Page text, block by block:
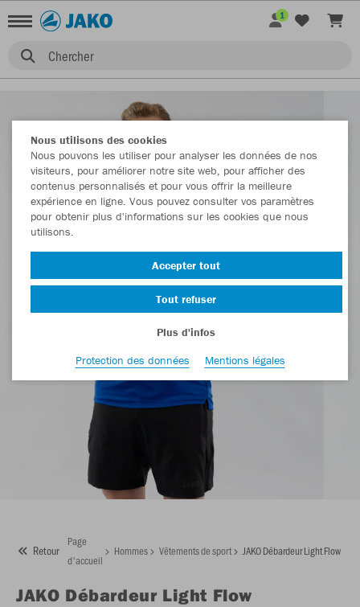
Chercher
1
Retour
Page
d'accueil
Hommes Vêtements de sport JAKO Débardeur Light Flow
JAKO Débardeur Light Flow
Nous utilisons des cookies
Nous pouvons les utiliser pour analyser les données de nos
visiteurs, pour améliorer notre site web, pour afficher des
contenus personnalisés et pour vous offrir la meilleure
expérience en ligne. Vous pouvez consulter vos paramètres
pour obtenir plus d'informations sur les cookies que nous
utilisons.
Accepter tout
Tout refuser
Plus d'infos
Protection des données
Mentions légales